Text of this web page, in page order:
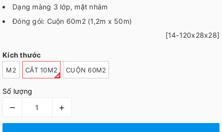
Dạng màng 3 lớp, mặt nhám
Đóng gói: Cuộn 60m2 (1,2m x 50m)
[14-120x28x28]
Kích thước
M2 CẮT 10M2 CUỘN 60M2
Số lượng
– +